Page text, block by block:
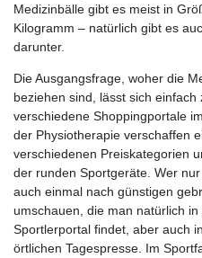
Medizinbälle gibt es meist in
Kilogramm – natürlich gibt es
darunter.
Die Ausgangsfrage, woher die
beziehen sind, lässt sich
verschiedene Shoppingportale
der Physiotherapie verschaffen
verschiedenen Preiskategorien
der runden Sportgeräte. Wer
auch einmal nach günstigen
umschauen, die man natürlich
Sportlerportal findet, aber auch
örtlichen Tagespresse. Im